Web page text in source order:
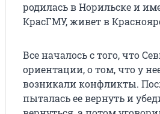
родилась в Норильске и
КрасГМУ, живет в
Все началось с того, что
ориентации, о том, что у
возникали конфликты.
пыталась ее вернуть и